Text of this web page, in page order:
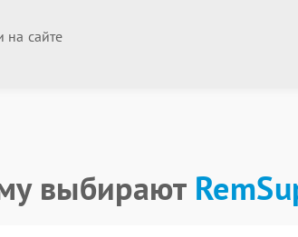
на сайте
выбирают